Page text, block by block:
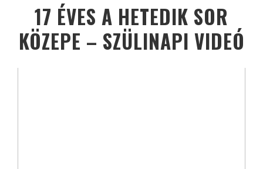
17 ÉVES A HETEDIK SOR
KÖZEPE – SZÜLINAPI VIDEÓ